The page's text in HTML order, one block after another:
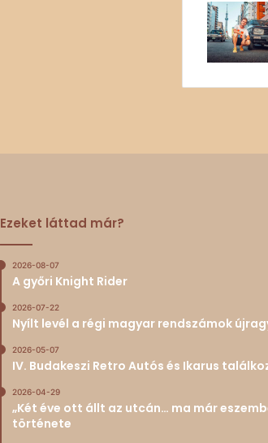
Ezeket láttad már?
2026-08-07
A győri Knight Rider
2026-07-22
Nyílt levél a régi magyar rendszámok
2026-05-07
IV. Budakeszi Retro Autós és Ikarus
2026-04-29
„Két éve ott állt az utcán… ma már
története